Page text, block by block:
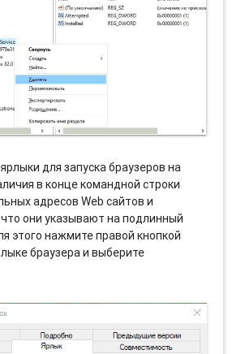
для запуска браузеров на
в конце командной строки
адресов Web сайтов и
они указывают на подлинный
этого нажмите правой кнопкой
браузера и выберите